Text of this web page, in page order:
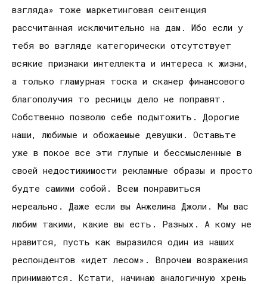
взгляда» тоже маркетинговая сентенция
рассчитанная исключительно на дам. Ибо если у
тебя во взгляде категорически отсутствует
всякие признаки интеллекта и интереса к жизни,
а только гламурная тоска и сканер финансового
благополучия то ресницы дело не поправят.
Собственно позволю себе подытожить. Дорогие
наши, любимые и обожаемые девушки. Оставьте
уже в покое все эти глупые и бессмысленные в
своей недостижимости рекламные образы и просто
будте самими собой. Всем понравиться
нереально. Даже если вы Анжелина Джоли. Мы вас
любим такими, какие вы есть. Разных. А кому не
нравится, пусть как выразился один из наших
респондентов «идет лесом». Впрочем возражения
принимаются. Кстати, начинаю аналогичную хрень